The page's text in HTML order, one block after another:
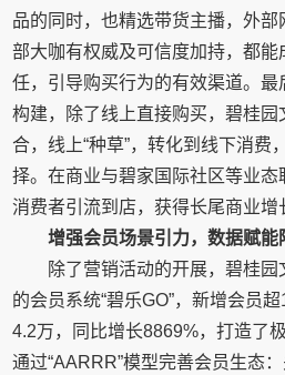
品的同时，也精选带货主播，外
部大咖有权威及可信度加持，都
任，引导购买行为的有效渠道。
构建，除了线上直接购买，碧桂
合，线上“种草”，转化到线下消费
择。在商业与碧家国际社区等业态
消费者引流到店，获得长尾商业增
增强会员场景引力，数据赋能
除了营销活动的开展，碧桂
的会员系统“碧乐GO”，新增会员
4.2万，同比增长8869%，打造了
通过“AARRR”模型完善会员生态